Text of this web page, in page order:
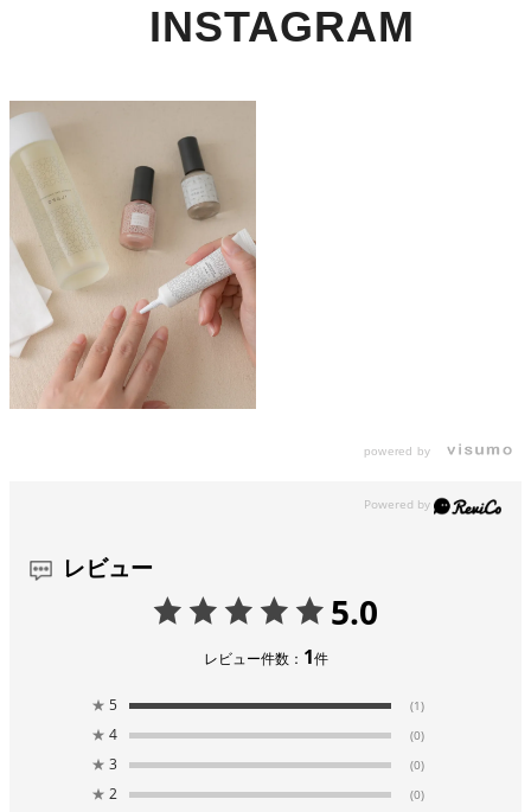
INSTAGRAM
powered by
レビュー
5.0
レビュー件数： 1件
★ 5 (1)
★ 4 (0)
★ 3 (0)
★ 2 (0)